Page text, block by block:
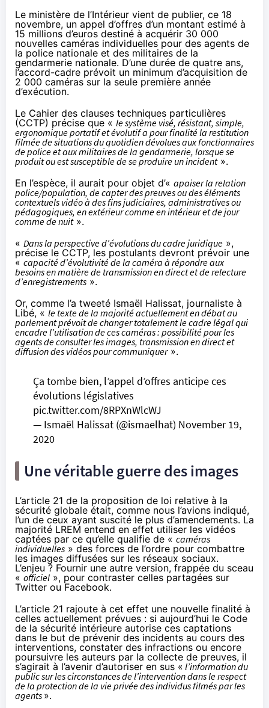
Le ministère de l’Intérieur vient de publier, ce 18
novembre, un appel d’offres d’un montant estimé à
15 millions d’euros destiné à acquérir 30 000
nouvelles caméras individuelles pour des agents de
la police nationale et des militaires de la
gendarmerie nationale. D’une durée de quatre ans,
l’accord-cadre prévoit un minimum d’acquisition de
2 000 caméras sur la seule première année
d’exécution.
Le Cahier des clauses techniques particulières
(CCTP) précise que « le système visé, résistant, simple,
ergonomique portatif et évolutif a pour finalité la restitution
filmée de situations du quotidien dévolues aux fonctionnaires
de police et aux militaires de la gendarmerie, lorsque se
produit ou est susceptible de se produire un incident».
En l’espèce, il aurait pour objet d’« apaiser la relation
police/population, de capter des preuves ou des éléments
contextuels vidéo à des fins judiciaires, administratives ou
pédagogiques, en extérieur comme en intérieur et de jour
comme de nuit».
« Dans la perspective d’évolutions du cadre juridique »,
précise le CCTP, les postulants devront prévoir une
« capacité d’évolutivité de la caméra à répondre aux
besoins en matière de transmission en direct et de relecture
d’enregistrements ».
Or, comme l’a tweeté Ismaël Halissat, journaliste à
Libé, « le texte de la majorité actuellement en débat au
parlement prévoit de changer totalement le cadre légal qui
encadre l’utilisation de ces caméras : possibilité pour les
agents de consulter les images, transmission en direct et
diffusion des vidéos pour communiquer».
Ça tombe bien, l’appel d’offres anticipe ces
évolutions législatives
pic.twitter.com/8RPXnWlcWJ
— Ismaël Halissat (@ismaelhat) November 19,
2020
Une véritable guerre des images
L’article 21 de la proposition de loi relative à la
sécurité globale était, comme nous l’avions indiqué,
l’un de ceux ayant suscité le plus d’amendements. La
majorité LREM entend en effet utiliser les vidéos
captées par ce qu’elle qualifie de « caméras
individuelles » des forces de l’ordre pour combattre
les images diffusées sur les réseaux sociaux.
L’enjeu ? Fournir une autre version, frappée du sceau
« officiel », pour contraster celles partagées sur
Twitter ou Facebook.
L’article 21 rajoute à cet effet une nouvelle finalité à
celles actuellement prévues : si aujourd’hui le Code
de la sécurité intérieure autorise ces captations
dans le but de prévenir des incidents au cours des
interventions, constater des infractions ou encore
poursuivre les auteurs par la collecte de preuves, il
s’agirait à l’avenir d’autoriser en sus « l’information du
public sur les circonstances de l’intervention dans le respect
de la protection de la vie privée des individus filmés par les
agents ».